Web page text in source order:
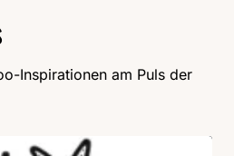
Inspirationen am Puls der